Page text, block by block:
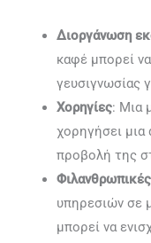
Διοργάνωση
καφέ μπορεί
γευσιγνωσίας
Χορηγίες: Μια
χορηγήσει μια
προβολή της
υπηρεσιών σε
μπορεί να